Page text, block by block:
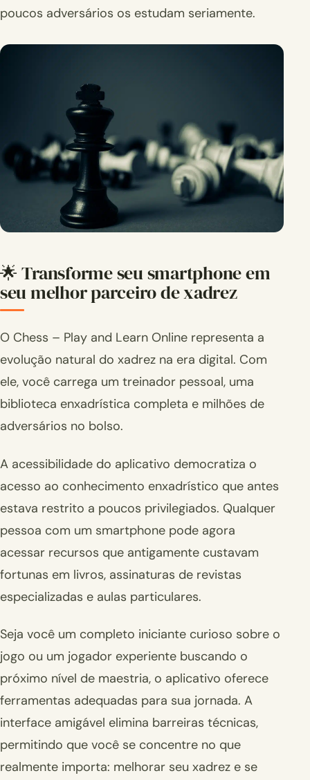
poucos adversários os estudam seriamente.
🌟 Transforme seu smartphone em
seu melhor parceiro de xadrez
O Chess – Play and Learn Online representa a
evolução natural do xadrez na era digital. Com
ele, você carrega um treinador pessoal, uma
biblioteca enxadrística completa e milhões de
adversários no bolso.
A acessibilidade do aplicativo democratiza o
acesso ao conhecimento enxadrístico que antes
estava restrito a poucos privilegiados. Qualquer
pessoa com um smartphone pode agora
acessar recursos que antigamente custavam
fortunas em livros, assinaturas de revistas
especializadas e aulas particulares.
Seja você um completo iniciante curioso sobre o
jogo ou um jogador experiente buscando o
próximo nível de maestria, o aplicativo oferece
ferramentas adequadas para sua jornada. A
interface amigável elimina barreiras técnicas,
permitindo que você se concentre no que
realmente importa: melhorar seu xadrez e se